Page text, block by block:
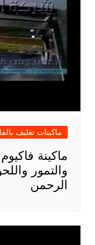
ماكينات تغليف
والتمور
الرحمن